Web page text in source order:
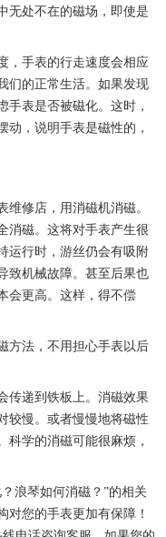
无处不在的磁场，即使是
手表的行走速度会相应
们的正常生活。如果发现
手表是否被磁化。这时，
动，说明手表是磁性的，
修店，用消磁机消磁。
消磁。这将对手表产生很
运行时，游丝仍会有吸附
致机械故障。甚至后果也
会更高。这样，得不偿
法，不用担心手表以后
递到铁板上。消磁效果
较慢。或者慢慢地将磁性
科学的消磁可能很麻烦，
浪琴如何消磁？”的相关
对您的手表更加有保障！